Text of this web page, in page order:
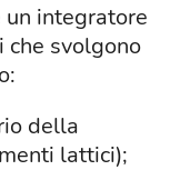
un integratore
svolgono
della
lattici);